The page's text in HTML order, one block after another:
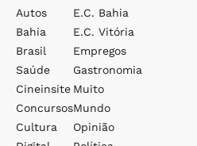
Autos
Bahia
Brasil
Saúde
Cineinsite
Concursos
Cultura
E.c. Bahia
E.c. Vitória
Empregos
Gastronomia
Muito
Mundo
Opinião